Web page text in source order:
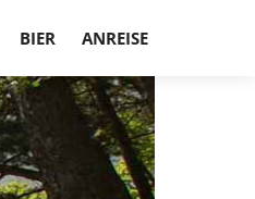
BIER ANREISE